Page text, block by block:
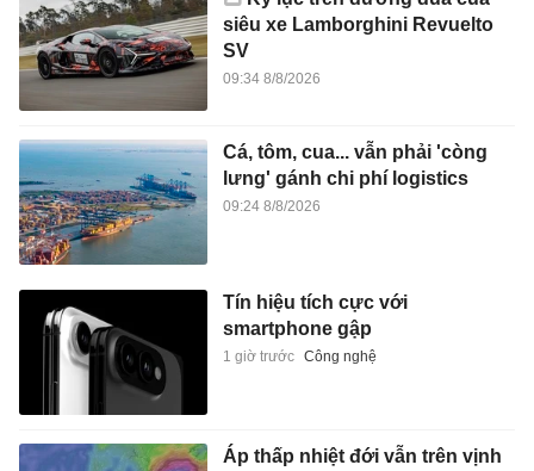
lưng' gánh chi phí logistics
09:24 8/8/2026
Tín hiệu tích cực với
smartphone gập
1 giờ trước Công nghệ
Áp thấp nhiệt đới vẫn trên vịnh
Bắc Bộ
1 giờ trước Xã hội
Công ty mẹ của Facebook nhận